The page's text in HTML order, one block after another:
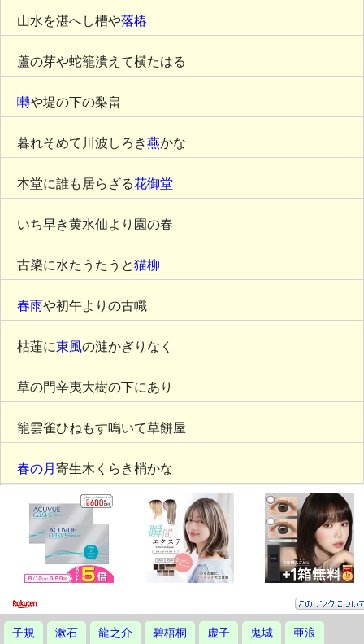
山水を湛へし槽や落椿
蘆の芽や蛇籠潰えて横たはる
囀や堤の下の梨畠
暮れそめて川波しろき燕かな
本堂に誰も居らざる花御堂
いち早き黄水仙より園の春
古簗に水たうたうと猫柳
春雨や初午よりの古幟
枯蓮に東風の漣かぎりなく
草の門辛夷大樹の下にあり
籠雲雀ひねもす鳴いて草餅屋
春の月 寄生木くらき梢かな
子規 漱石 龍之介 碧梧桐 虚子 鬼城 亜浪